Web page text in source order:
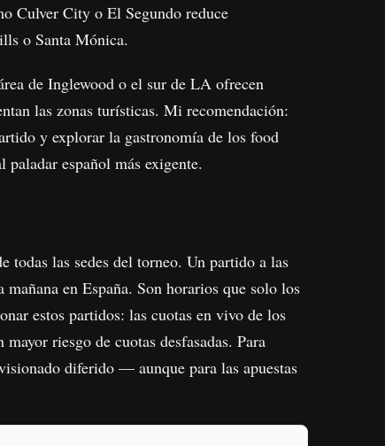
Culver City o El Segundo reduce
o Santa Mónica.
de Inglewood o el sur de LA ofrecen
las zonas turísticas. Mi recomendación:
y explorar la gastronomía de los food
español más exigente.
las sedes del torneo. Un partido a las
en España. Son horarios que solo los
estos partidos: las cuotas en vivo de los
riesgo de cuotas desfasadas. Para
diferido — aunque para las apuestas